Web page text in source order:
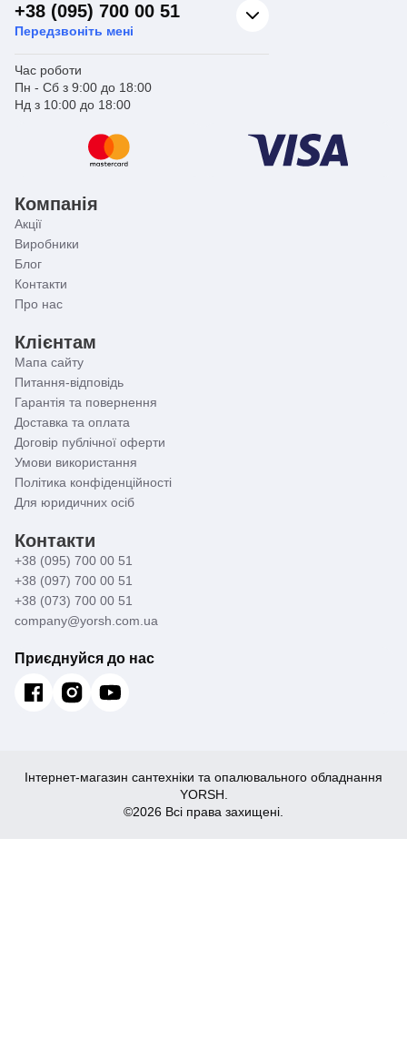
+38 (095) 700 00 51
Передзвоніть мені
Час роботи
Пн - Сб з 9:00 до 18:00
Нд з 10:00 до 18:00
Компанія
Акції
Виробники
Блог
Контакти
Про нас
Клієнтам
Мапа сайту
Питання-відповідь
Гарантія та повернення
Доставка та оплата
Договір публічної оферти
Умови використання
Політика конфіденційності
Для юридичних осіб
Контакти
+38 (095) 700 00 51
+38 (097) 700 00 51
+38 (073) 700 00 51
company@yorsh.com.ua
Приєднуйся до нас
Інтернет-магазин сантехніки та опалювального обладнання
YORSH.
©2026 Всі права захищені.